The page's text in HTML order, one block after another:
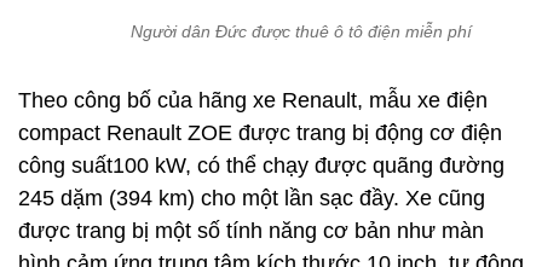
Người dân Đức được thuê ô tô điện miễn phí
Theo công bố của hãng xe Renault, mẫu xe điện
compact Renault ZOE được trang bị động cơ điện
công suất100 kW, có thể chạy được quãng đường
245 dặm (394 km) cho một lần sạc đầy. Xe cũng
được trang bị một số tính năng cơ bản như màn